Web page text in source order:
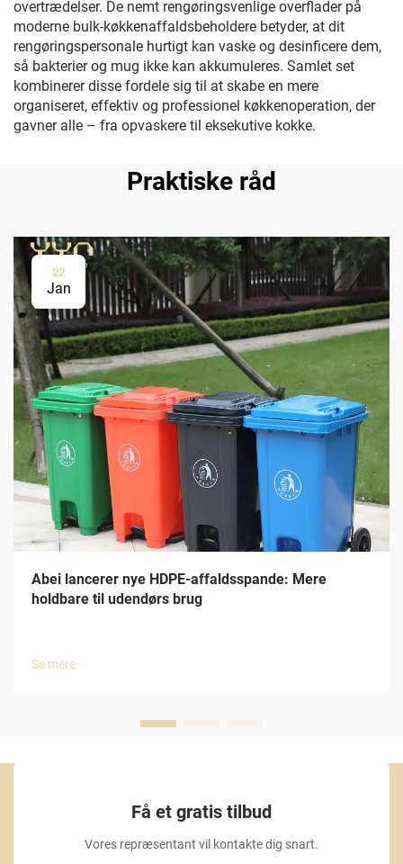
overtrædelser. De nemt rengøringsvenlige overflader på
moderne bulk-køkkenaffaldsbeholdere betyder, at dit
rengøringspersonale hurtigt kan vaske og desinficere dem,
så bakterier og mug ikke kan akkumuleres. Samlet set
kombinerer disse fordele sig til at skabe en mere
organiseret, effektiv og professionel køkkenoperation, der
gavner alle – fra opvaskere til eksekutive kokke.
Praktiske råd
22
Jan
Abei lancerer nye HDPE-affaldsspande: Mere
holdbare til udendørs brug
Se mere
Få et gratis tilbud
Vores repræsentant vil kontakte dig snart.